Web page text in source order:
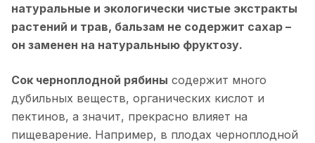
натуральные и экологически чистые экстракты
растений и трав, бальзам не содержит сахар –
он заменен на натуральныю фруктозу.
Сок черноплодной рябины содержит много
дубильных веществ, органических кислот и
пектинов, а значит, прекрасно влияет на
пищеварение. Например, в плодах черноплодной